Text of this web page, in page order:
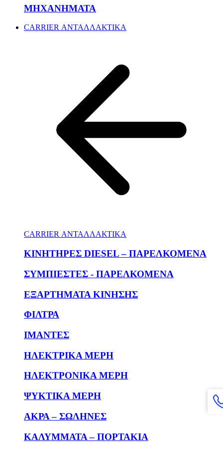
ΜΗΧΑΝΗΜΑΤΑ
CARRIER ΑΝΤΑΛΛΑΚΤΙΚΑ
CARRIER ΑΝΤΑΛΛΑΚΤΙΚΑ
KΙΝΗΤΗΡΕΣ DIESEL – ΠΑΡΕΛΚΟΜΕΝΑ
ΣΥΜΠΙΕΣΤΕΣ - ΠΑΡΕΛΚΟΜΕΝΑ
ΕΞΑΡΤΗΜΑΤΑ ΚΙΝΗΣΗΣ
ΦΙΛΤΡΑ
ΙΜΑΝΤΕΣ
ΗΛΕΚΤΡΙΚΑ ΜΕΡΗ
ΗΛΕΚΤΡΟΝΙΚΑ ΜΕΡΗ
ΨΥΚΤΙΚΑ ΜΕΡΗ
ΑΚΡΑ – ΣΩΛΗΝΕΣ
ΚΑΛΥΜΜΑΤΑ – ΠΟΡΤΑΚΙΑ